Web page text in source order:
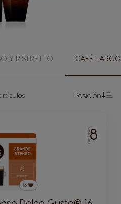
Y RISTRETTO CAFÉ
Posición
INTENSIDAD8